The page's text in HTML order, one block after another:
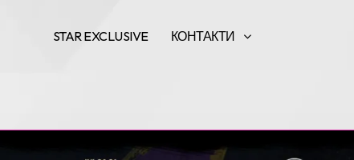
STAR EXCLUSIVE КОНТАКТИ